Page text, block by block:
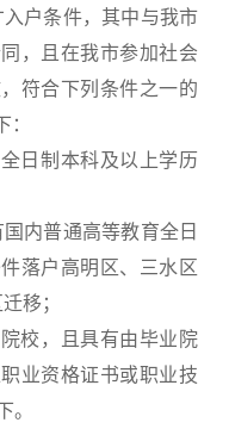
户条件，其中与我市
，且在我市参加社会
符合下列条件之一的
日制本科及以上学历
内普通高等教育全日
落户高明区、三水区
移；
校，且具有由毕业院
业资格证书或职业技
。